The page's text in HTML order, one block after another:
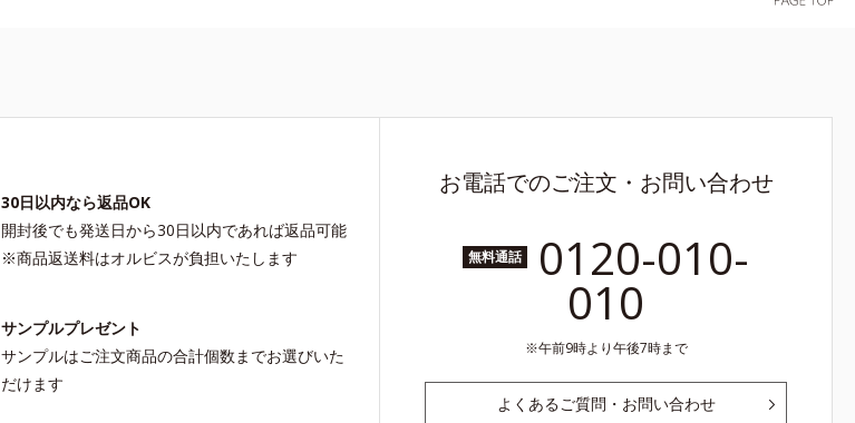
30日以内なら返品OK
開封後でも発送日から30日以内であれば返品可能
※商品返送料はオルビスが負担いたします
サンプルプレゼント
サンプルはご注文商品の合計個数までお選びいた
だけます
お電話でのご注文・お問い合わせ
無料通話 0120-010-
010
午前9時より午後7時まで
よくあるご質問・お問い合わせ